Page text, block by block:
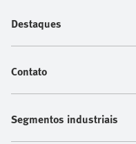
Destaques
Contato
Segmentos industriais